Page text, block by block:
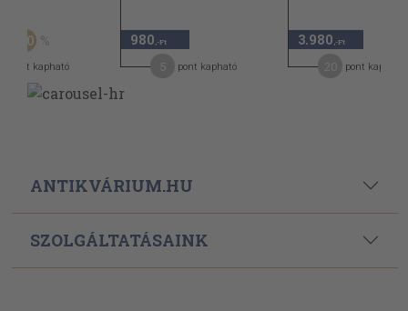
50
pont kapható
980 ,-Ft
pont kapható
3.980 ,-Ft
pont kapható
ANTIKVÁRIUM.HU
SZOLGÁLTATÁSAINK